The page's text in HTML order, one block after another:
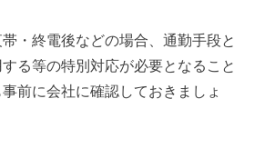
・終電後などの場合、通勤手段と
る等の特別対応が必要となること
前に会社に確認しておきましょ